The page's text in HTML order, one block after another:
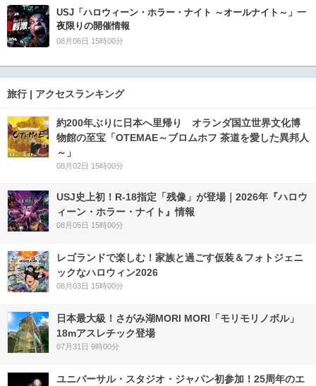
USJ「ハロウィーン・ホラー・ナイト ～オールナイト～」一
夜限りの開催情報
08月06日 15時00分
旅行 | アクセスランキング
約200年ぶりに日本へ里帰り オランダ国立世界文化博
物館の至宝「OTEMAE～ブロムホフ 茶道を愛した異邦人
～」
08月02日 15時00分
USJ史上初！R-18指定「残像」が登場｜2026年『ハロウ
ィーン・ホラー・ナイト』情報
08月05日 15時00分
レゴランドで楽しむ！家族と過ごす仮装＆フォトジェニ
ックなハロウィン2026
08月03日 15時00分
日本最大級！さがみ湖MORI MORI「モリモリノボル」
18mアスレチック登場
07月31日 9時00分
ユニバーサル・スタジオ・ジャパン初参加！25周年のエ